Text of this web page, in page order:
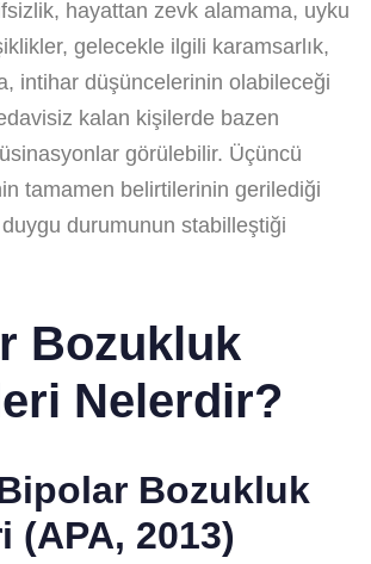
hayattan zevk alamama, uyku
gelecekle ilgili karamsarlık,
intihar düşüncelerinin olabileceği
kalan kişilerde bazen
görülebilir. Üçüncü
tamamen belirtilerinin gerilediği
durumunun stabilleştiği
Bozukluk
Nelerdir?
Bozukluk
(APA, 2013)